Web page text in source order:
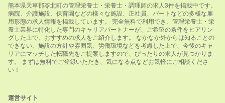
熊本県天草郡苓北町の管理栄養士・栄養士・調理師の求人3件を掲載中です。
病院、介護施設、保育園などの様々な施設、正社員、パートなどの多様な雇
用形態の求人情報を掲載しています。 完全無料で利用でき、管理栄養士・栄
養士業界に特化した専門のキャリアパートナーが、ご希望の条件をヒアリン
グした上で、おすすめの求人をご紹介します。 なかなか外からは知ることの
できない、施設の方針や雰囲気、労働環境などを考慮した上で、今後のキャ
リアにマッチした転職先をご提案しますので、ぴったりの求人が見つかりま
す。 まずは無料でご登録いただき、気になる点などお気軽にご相談くださ
い！
運営サイト